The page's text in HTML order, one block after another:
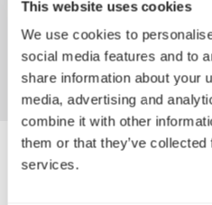
This website uses cookies
We use cookies to
social media features and to
share information about your
media, advertising and
combine it with other
them or that they’ve
services.
Torrent Nano